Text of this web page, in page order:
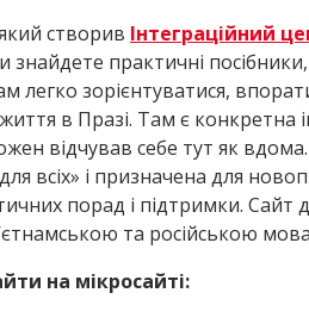
створив Інтеграційний
знайдете практичні
легко зорієнтуватися,
в Празі. Там є конкретна
відчував себе тут як
всіх» і призначена для
порад і підтримки. Сайт
та російською
на мікросайті: